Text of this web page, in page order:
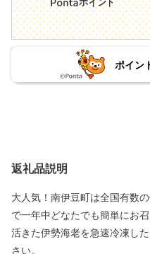
ポイン
返礼品説明
大人気！南伊豆町は全国有数
で一年中どなたでも簡単にお
活きた伊勢海老を急速冷凍し
さい。